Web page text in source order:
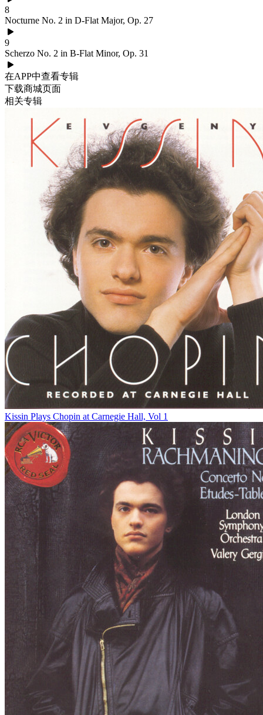
8
Nocturne No. 2 in D-Flat Major, Op. 27
9
Scherzo No. 2 in B-Flat Minor, Op. 31
在APP中查看专辑
下载商城页面
相关专辑
Kissin Plays Chopin at Carnegie Hall, Vol 1